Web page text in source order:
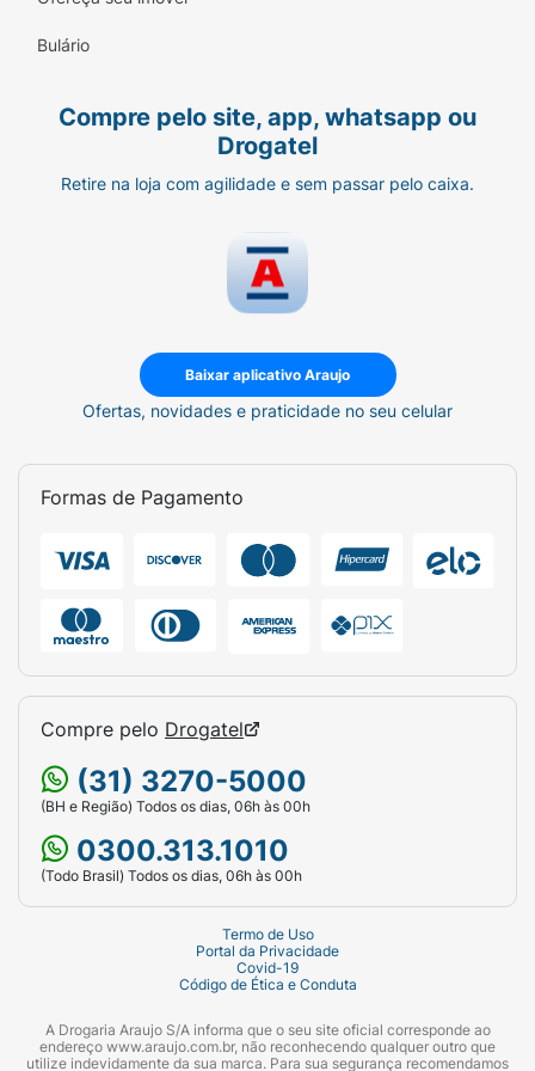
Bulário
Compre pelo site, app, whatsapp ou
Drogatel
Retire na loja com agilidade e sem passar pelo caixa.
Baixar aplicativo Araujo
Ofertas, novidades e praticidade no seu celular
Formas de Pagamento
Compre pelo Drogatel
(31) 3270-5000
(BH e Região) Todos os dias, 06h às 00h
0300.313.1010
(Todo Brasil) Todos os dias, 06h às 00h
Termo de Uso
Portal da Privacidade
Covid-19
Código de Ética e Conduta
A Drogaria Araujo S/A informa que o seu site oficial corresponde ao
endereço www.araujo.com.br, não reconhecendo qualquer outro que
utilize indevidamente da sua marca. Para sua segurança recomendamos